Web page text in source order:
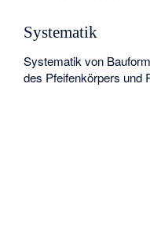
Systematik
Systematik von
des Pfeifenkörpers und